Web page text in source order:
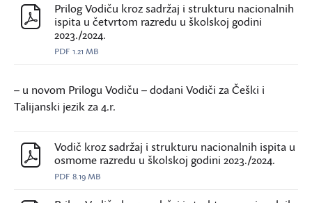
Prilog Vodiču kroz sadržaj i strukturu nacionalnih
ispita u četvrtom razredu u školskoj godini
2023./2024.
PDF 1.21 MB
– u novom Prilogu Vodiču – dodani Vodiči za Češki i
Talijanski jezik za 4.r.
Vodič kroz sadržaj i strukturu nacionalnih ispita u
osmome razredu u školskoj godini 2023./2024.
PDF 8.19 MB